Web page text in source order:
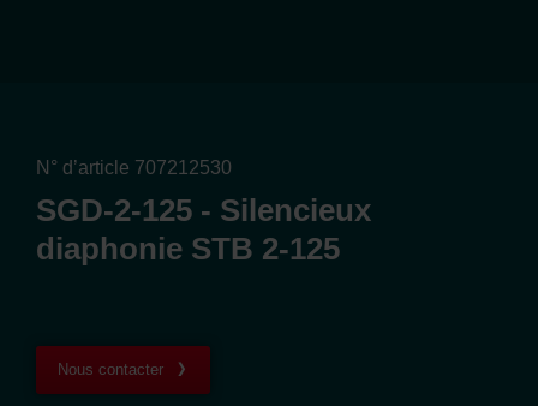
N° d’article 707212530
SGD-2-125 - Silencieux
diaphonie STB 2-125
Nous contacter